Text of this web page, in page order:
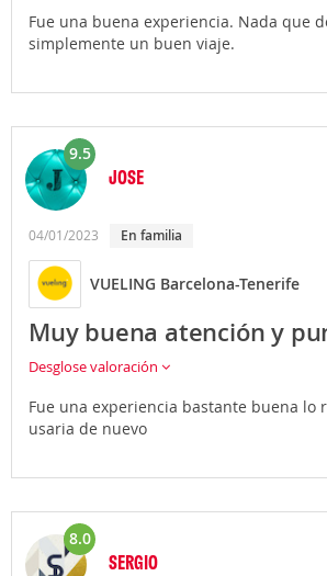
Fue una buena experiencia. Nada que
simplemente un buen viaje.
9.5
JOSE
04/01/2023 En familia
VUELING Barcelona-Tenerife
Muy buena atención y
Desglose valoración
Fue una experiencia bastante buena lo
usaria de nuevo
8.0
SERGIO